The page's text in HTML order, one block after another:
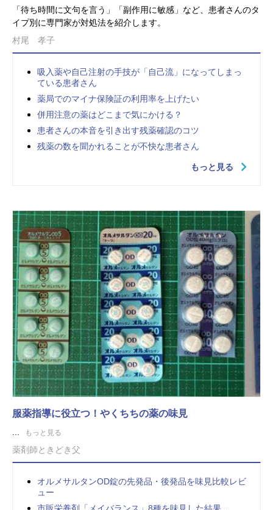
「待ち時間に文句を言う」「副作用に敏感」など、患者さんのタ
イプ別に専門家が対処法を紹介します。
村尾 孝子
吸入薬や自己注射の手技が「自己流」になってしまっ
ている患者さん
薬局でのマイナ保険証の利用率を上げたい
併用注意の薬はどこまで気にかける？
患者さんの本音を引き出す残薬確認のコツ
残薬の数を聞かれることが不快な患者さん
もっと見る
服薬指導に役立つ！やくちちの薬の味見
もっと見る
薬剤師ときどき父
オルメサルタンOD錠の先発品・後発品を味見比較レビ
ュー
市販栄養剤「メイバランス」8種を味見した結果…